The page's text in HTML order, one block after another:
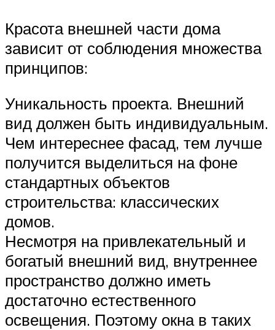
Красота внешней части дома
зависит от соблюдения множества
принципов:
Уникальность проекта. Внешний
вид должен быть индивидуальным.
Чем интереснее фасад, тем лучше
получится выделиться на фоне
стандартных объектов
строительства: классических
домов.
Несмотря на привлекательный и
богатый внешний вид, внутреннее
пространство должно иметь
достаточно естественного
освещения. Поэтому окна в таких